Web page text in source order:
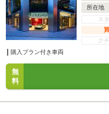
所在地
ス
ク
購入プラン付き車両
無
料